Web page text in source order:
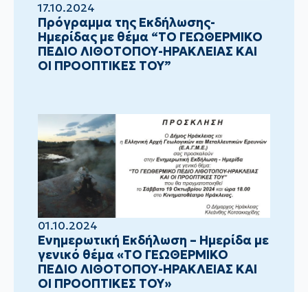
17.10.2024
Πρόγραμμα της Εκδήλωσης-
Ημερίδας με θέμα “ΤΟ ΓΕΩΘΕΡΜΙΚΟ
ΠΕΔΙΟ ΛΙΘΟΤΟΠΟΥ-ΗΡΑΚΛΕΙΑΣ ΚΑΙ
ΟΙ ΠΡΟΟΠΤΙΚΕΣ ΤΟΥ”
01.10.2024
Ενημερωτική Εκδήλωση – Ημερίδα με
γενικό θέμα «ΤΟ ΓΕΩΘΕΡΜΙΚΟ
ΠΕΔΙΟ ΛΙΘΟΤΟΠΟΥ-ΗΡΑΚΛΕΙΑΣ ΚΑΙ
ΟΙ ΠΡΟΟΠΤΙΚΕΣ ΤΟΥ»